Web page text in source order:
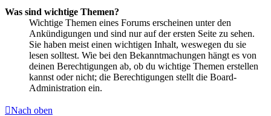
Was sind wichtige Themen?
Wichtige Themen eines Forums erscheinen unter den
Ankündigungen und sind nur auf der ersten Seite zu sehen.
Sie haben meist einen wichtigen Inhalt, weswegen du sie
lesen solltest. Wie bei den Bekanntmachungen hängt es von
deinen Berechtigungen ab, ob du wichtige Themen erstellen
kannst oder nicht; die Berechtigungen stellt die Board-
Administration ein.
Nach oben